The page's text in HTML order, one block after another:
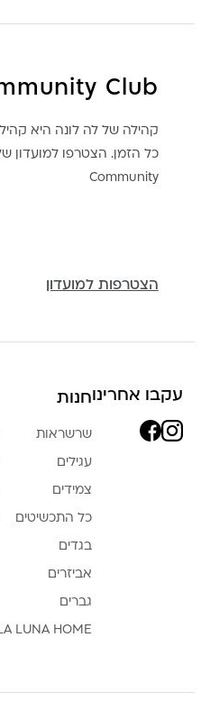
Club
קהילה של לה לונה היא
כל הזמן. הצטרפו למועדון
Community
הצטרפות למועדון
עקבו אחרינוחנות
שרשראות
עגילים
צמידים
כל התכשיטים
בגדים
אביזרים
גברים
LUNA HOME